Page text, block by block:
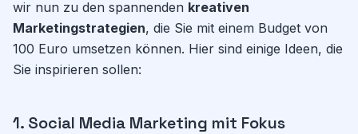
wir nun zu den spannenden kreativen
Marketingstrategien, die Sie mit einem Budget von
100 Euro umsetzen können. Hier sind einige Ideen, die
Sie inspirieren sollen:
1. Social Media Marketing mit Fokus